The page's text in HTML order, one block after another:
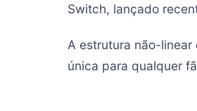
Switch, lançado
A estrutura não-
única para qualquer